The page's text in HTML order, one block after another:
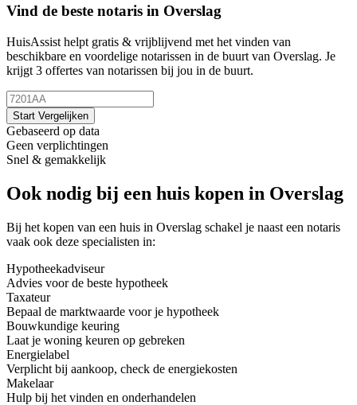
Vind de beste notaris in Overslag
HuisAssist helpt gratis & vrijblijvend met het vinden van
beschikbare en voordelige notarissen in de buurt van Overslag. Je
krijgt 3 offertes van notarissen bij jou in de buurt.
Start Vergelijken
Gebaseerd op data
Geen verplichtingen
Snel & gemakkelijk
Ook nodig bij een huis kopen in Overslag
Bij het kopen van een huis in Overslag schakel je naast een notaris
vaak ook deze specialisten in:
Hypotheekadviseur
Advies voor de beste hypotheek
Taxateur
Bepaal de marktwaarde voor je hypotheek
Bouwkundige keuring
Laat je woning keuren op gebreken
Energielabel
Verplicht bij aankoop, check de energiekosten
Makelaar
Hulp bij het vinden en onderhandelen